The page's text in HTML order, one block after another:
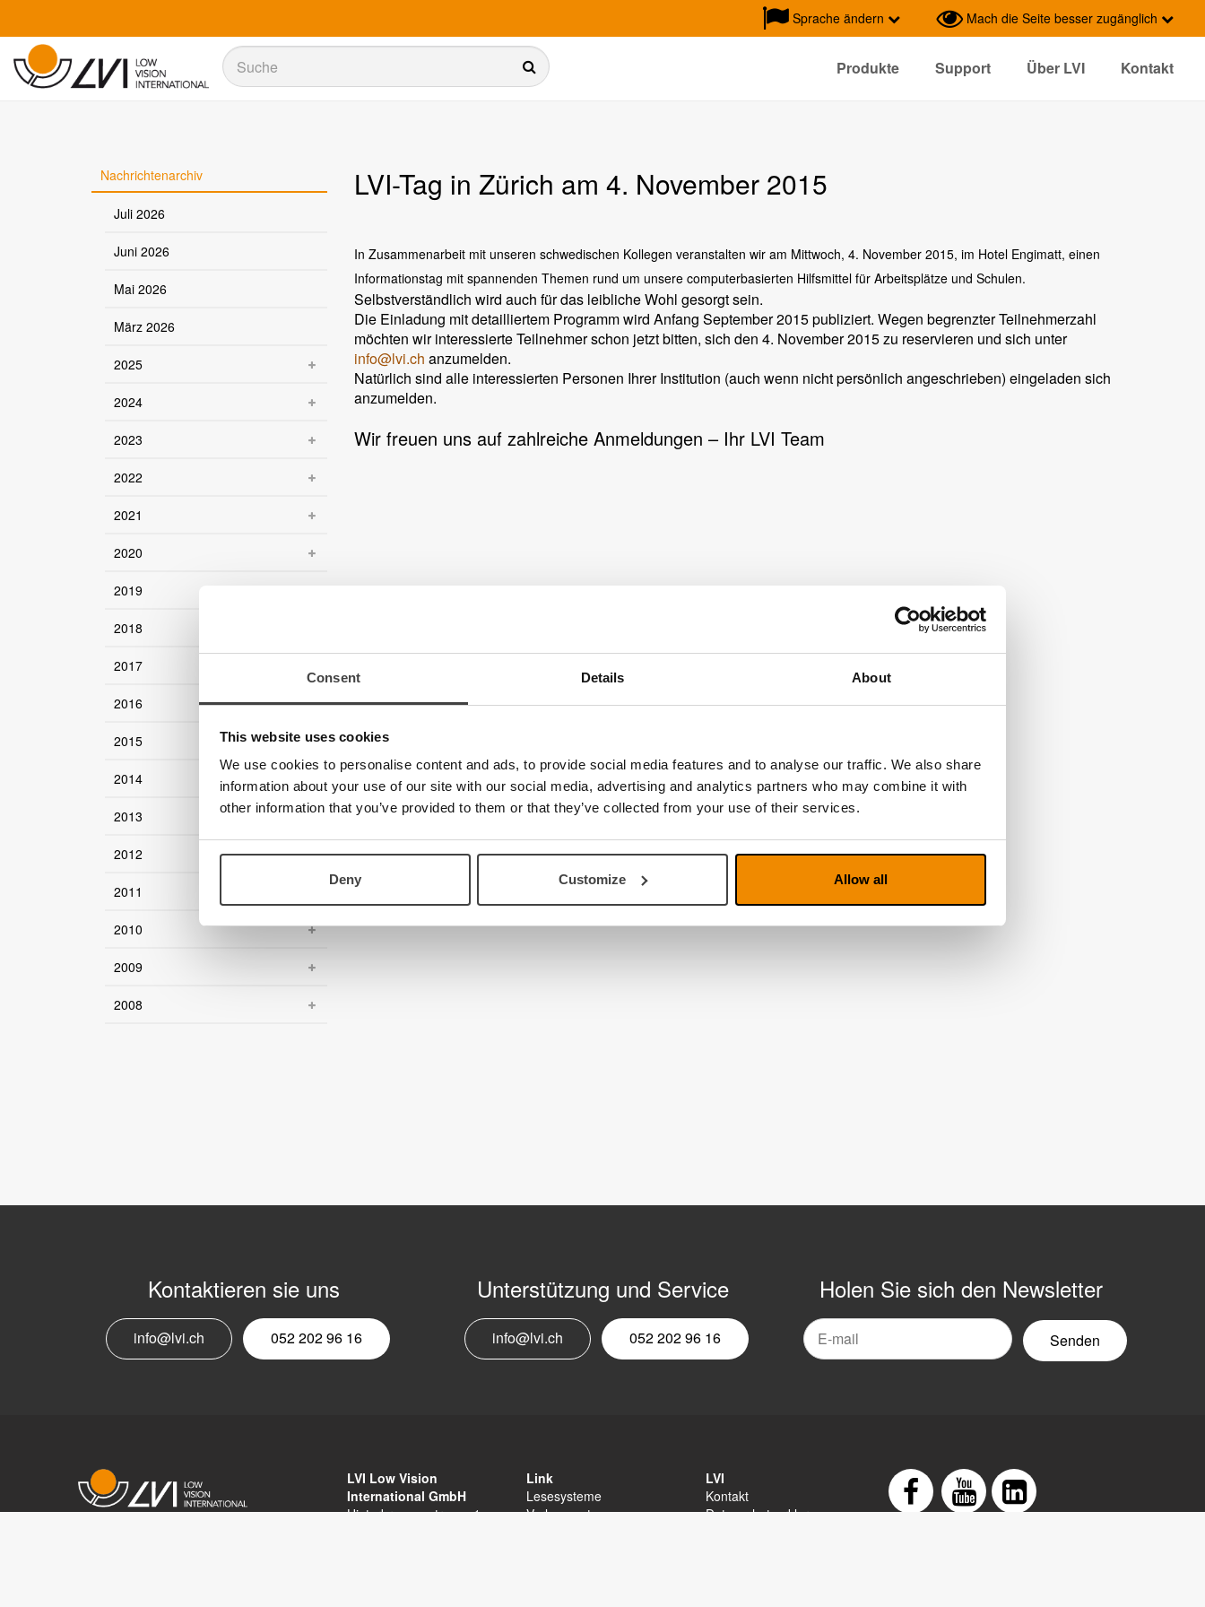
Consent Details About
This website uses cookies
We use cookies to personalise content and ads, to provide social media features and to analyse our traffic. We also share
information about your use of our site with our social media, advertising and analytics partners who may combine it with
other information that you’ve provided to them or that they’ve collected from your use of their services.
Deny Customize Allow all
Sprache ändern Mach die Seite besser zugänglich
Suche
Produkte Support Über LVI
Kontakt
Nachrichtenarchiv
Juli 2026
Juni 2026
Mai 2026
März 2026
2025
2024
2023
2022
2021
2020
2019
2018
2017
2016
2015
2014
2013
2012
2011
2010
2009
2008
LVI-Tag in Zürich am 4. November 2015
In Zusammenarbeit mit unseren schwedischen Kollegen veranstalten wir am Mittwoch, 4. November 2015, im Hotel Engimatt, einen
Informationstag mit spannenden Themen rund um unsere computerbasierten Hilfsmittel für Arbeitsplätze und Schulen.
Selbstverständlich wird auch für das leibliche Wohl gesorgt sein.
Die Einladung mit detailliertem Programm wird Anfang September 2015 publiziert. Wegen begrenzter Teilnehmerzahl
möchten wir interessierte Teilnehmer schon jetzt bitten, sich den 4. November 2015 zu reservieren und sich unter
info@lvi.ch anzumelden.
Natürlich sind alle interessierten Personen Ihrer Institution (auch wenn nichtpersönlich angeschrieben) eingeladen sich
anzumelden.
Wir freuen uns auf zahlreiche Anmeldungen – Ihr LVI Team
Kontaktieren sie uns
info@lvi.ch 052 202 96 16
Unterstützung und Service
info@lvi.ch 052 202 96 16
Holen Sie sich den Newsletter
E-
Mail-
Newsletter
LVI Low Vision
International GmbH
Hinterbrunnenstrasse 1
Link
Lesesysteme
Vorlesesystem
LVI
Kontakt
Datenschutzerklarung